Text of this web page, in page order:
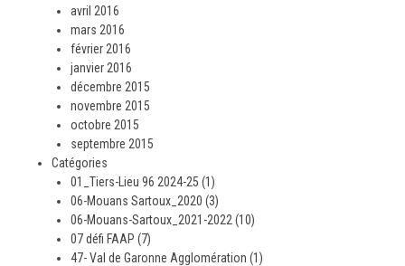
avril 2016
mars 2016
février 2016
janvier 2016
décembre 2015
novembre 2015
octobre 2015
septembre 2015
Catégories
01_Tiers-Lieu 96 2024-25 (1)
06-Mouans Sartoux_2020 (3)
06-Mouans-Sartoux_2021-2022 (10)
07 défi FAAP (7)
47- Val de Garonne Agglomération (1)